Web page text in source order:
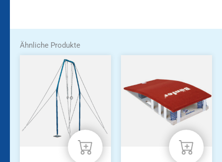
Ähnliche Produkte
weist
mehrere
Varianten